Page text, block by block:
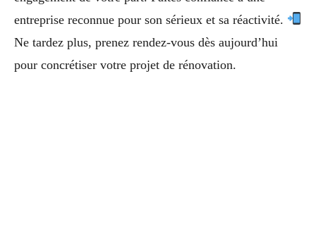
entreprise reconnue pour son sérieux et sa réactivité.
Ne tardez plus, prenez rendez-vous dès aujourd’hui
pour concrétiser votre projet de rénovation.